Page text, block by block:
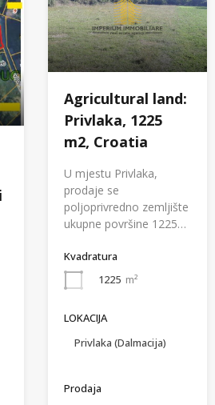
Agricultural land:
Privlaka, 1225
m2, Croatia
U mjestu Privlaka,
prodaje se
poljoprivredno zemljište
ukupne površine 1225…
Kvadratura
1225 m²
LOKACIJA
Privlaka (Dalmacija)
Prodaja